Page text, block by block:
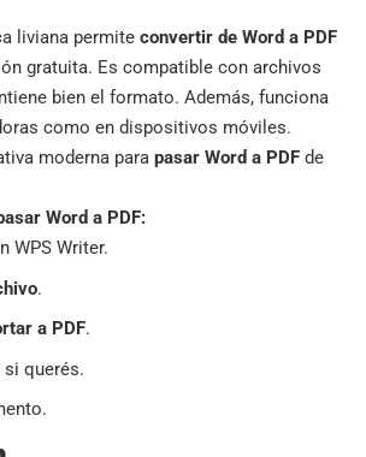
liviana permite convertir de Word a PDF
gratuita. Es compatible con archivos
bien el formato. Además, funciona
como en dispositivos móviles.
moderna para pasar Word a PDF de
Word a PDF:
WPS Writer.
.
a PDF.
querés.